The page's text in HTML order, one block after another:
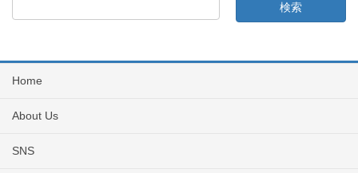
Home
About Us
SNS